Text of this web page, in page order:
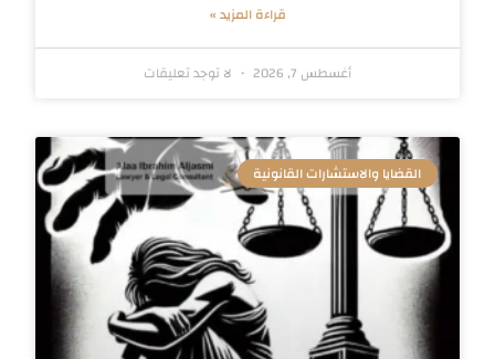
قراءة المزيد »
أغسطس 7, 2026 لا توجد تعليقات
القضايا والاستشارات القانونية